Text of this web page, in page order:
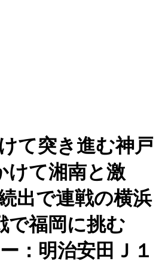
て突き進む神戸
けて湘南と激
出で連戦の横浜
で福岡に挑む
：明治安田Ｊ１